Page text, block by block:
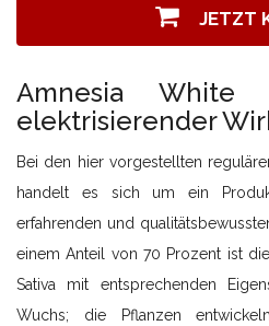
JETZT
Amnesia
elektrisierender
Bei den hier vorgestellten
handelt es sich um ein
erfahrenden und
einem Anteil von 70 Prozent ist
Sativa mit entsprechenden
Wuchs; die Pflanzen